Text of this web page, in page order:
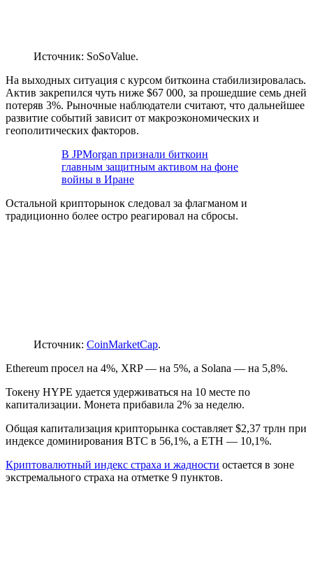
Источник: SoSoValue.
На выходных ситуация с курсом биткоина стабилизировалась.
Актив закрепился чуть ниже $67 000, за прошедшие семь дней
потеряв 3%. Рыночные наблюдатели считают, что дальнейшее
развитие событий зависит от макроэкономических и
геополитических факторов.
В JPMorgan признали биткоин
главным защитным активом на фоне
войны в Иране
Остальной крипторынок следовал за флагманом и
традиционно более остро реагировал на сбросы.
Источник: CoinMarketCap.
Ethereum просел на 4%, XRP — на 5%, а Solana — на 5,8%.
Токену HYPE удается удерживаться на 10 месте по
капитализации. Монета прибавила 2% за неделю.
Общая капитализация крипторынка составляет $2,37 трлн при
индексе доминирования BTC в 56,1%, а ETH — 10,1%.
Криптовалютный индекс страха и жадности остается в зоне
экстремального страха на отметке 9 пунктов.